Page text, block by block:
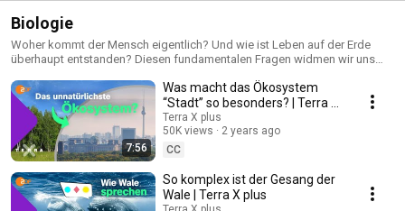
Biologie
Woher kommt der Mensch eigentlich? Und wie ist Leben auf der Erde
überhaupt entstanden? Diesen fundamentalen Fragen widmen wir uns
eine Reise von Mikroben zu Elefanten, von Unterwasserschloten zu
brodelnden Vulkanen!
7:56
Was macht das Ökosystem
“Stadt” so besonders? | Terra X
plus
Terra X plus
50K views
2 years ago
CC
So komplex ist der Gesang der
Wale | Terra X plus